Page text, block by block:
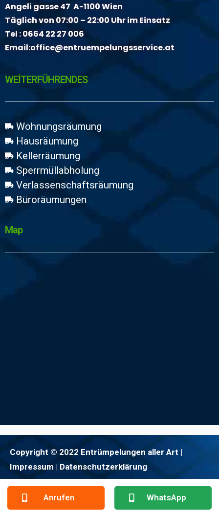
Angeli gasse 47 A-1100 Wien
Täglich von 07:00 – 22:00 Uhr im Einsatz
Tel :0664 22 27 006
Email:office@entruempelungsservice.at
WEİTERFÜHRENDES
Wohnungsräumung
Hausräumung
Kellerräumung
Sperrmüllabholung
Verlassenschaftsräumung
Büroräumungen
Map
Copyright © 2022 Entrümpelungen aller Art |
Impressum | Datenschutzerklärung
Anrufen WhatsApp